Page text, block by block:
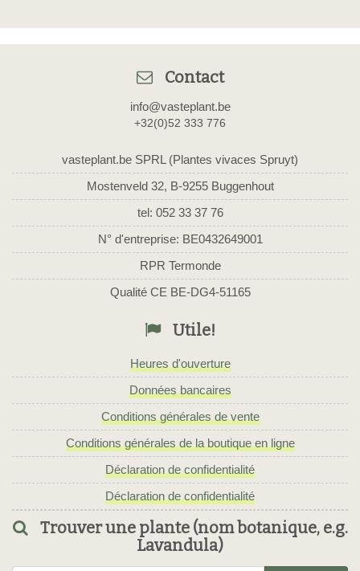
Contact
info@vasteplant.be
+32(0)52 333 776
vasteplant.be SPRL (Plantes vivaces Spruyt)
Mostenveld 32, B-9255 Buggenhout
tel: 052 33 37 76
N° d'entreprise: BE0432649001
RPR Termonde
Qualité CE BE-DG4-51165
Utile!
Heures d'ouverture
Données bancaires
Conditions générales de vente
Conditions générales de la boutique en ligne
Déclaration de confidentialité
Déclaration de confidentialité
Trouver une plante (nom botanique, e.g.
Lavandula)